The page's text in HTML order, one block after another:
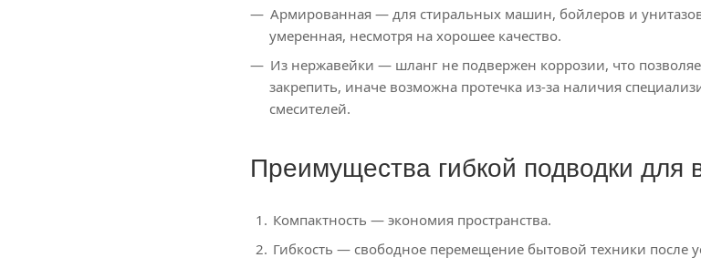
Армированная — для стиральных машин, бойлеров и
умеренная, несмотря на хорошее качество.
Из нержавейки — шланг не подвержен коррозии, что
закрепить, иначе возможна протечка из-за наличия
смесителей.
Преимущества гибкой подводки для
Компактность — экономия пространства.
Гибкость — свободное перемещение бытовой техники после